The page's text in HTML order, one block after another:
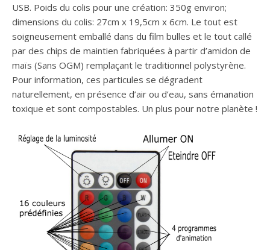
USB. Poids du colis pour une création: 350g environ;
dimensions du colis: 27cm x 19,5cm x 6cm. Le tout est
soigneusement emballé dans du film bulles et le tout callé
par des chips de maintien fabriquées à partir d’amidon de
maïs (Sans OGM) remplaçant le traditionnel polystyrène.
Pour information, ces particules se dégradent
naturellement, en présence d’air ou d’eau, sans émanation
toxique et sont compostables. Un plus pour notre planète !